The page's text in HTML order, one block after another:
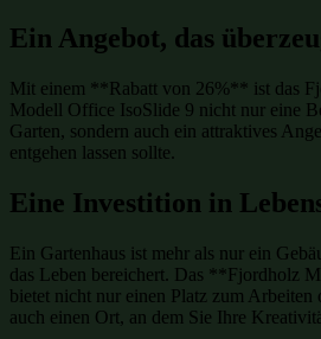
Ein Angebot, das
Mit einem **Rabatt von 26%** ist das
Modell Office IsoSlide 9 nicht nur eine
Garten, sondern auch ein attraktives
entgehen lassen sollte.
Eine Investition in
Ein Gartenhaus ist mehr als nur ein
das Leben bereichert. Das **Fjordholz
bietet nicht nur einen Platz zum Arbeiten
auch einen Ort, an dem Sie Ihre